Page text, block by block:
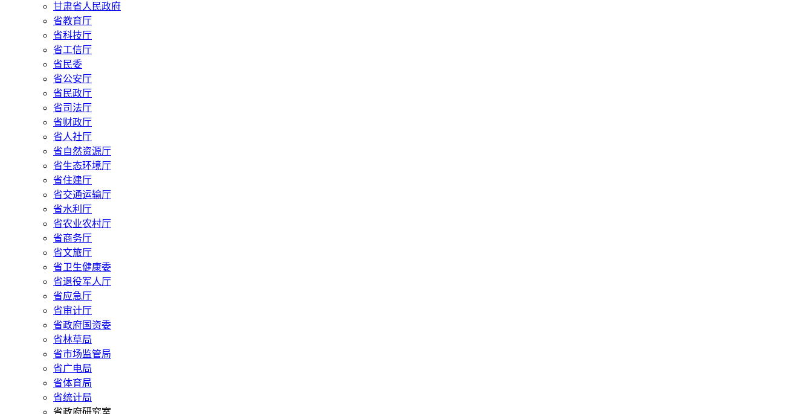
甘肃省人民政府
省教育厅
省科技厅
省工信厅
省民委
省公安厅
省民政厅
省司法厅
省财政厅
省人社厅
省自然资源厅
省生态环境厅
省住建厅
省交通运输厅
省水利厅
省农业农村厅
省商务厅
省文旅厅
省卫生健康委
省退役军人厅
省应急厅
省审计厅
省政府国资委
省林草局
省市场监管局
省广电局
省体育局
省统计局
省政府研究室